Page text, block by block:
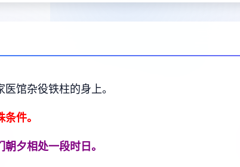
馆杂役铁柱的身上。
件。
夕相处一段时日。